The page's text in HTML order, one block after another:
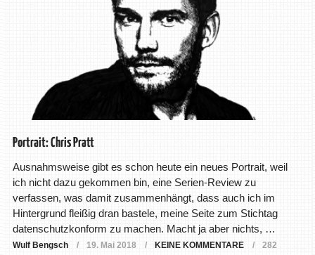
Portrait: Chris Pratt
Ausnahmsweise gibt es schon heute ein neues Portrait, weil
ich nicht dazu gekommen bin, eine Serien-Review zu
verfassen, was damit zusammenhängt, dass auch ich im
Hintergrund fleißig dran bastele, meine Seite zum Stichtag
datenschutzkonform zu machen. Macht ja aber nichts, …
Wulf Bengsch 19. Mai 2018 KEINE KOMMENTARE
282